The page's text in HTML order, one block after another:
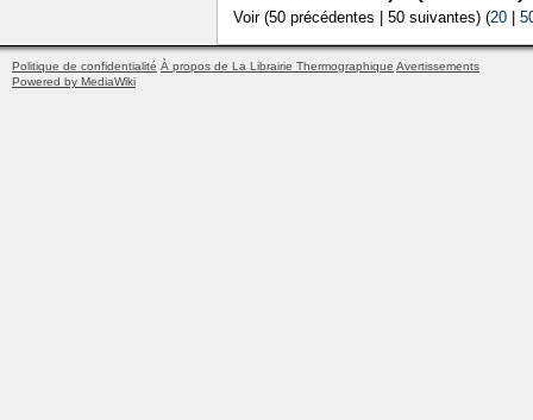
Voir (50 précédentes | 50 suivantes) (20
Politique de confidentialité À propos de La Librairie Thermographique Avertissements
Powered by MediaWiki